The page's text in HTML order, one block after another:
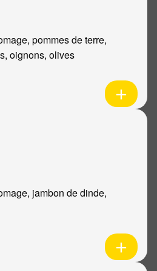
pommes de terre,
oignons, olives
jambon de dinde,